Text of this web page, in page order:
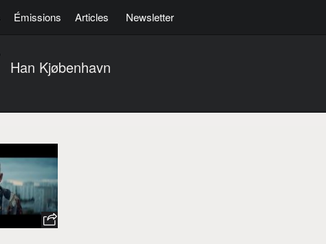
Émissions Articles Newsletter
Han Kjøbenhavn